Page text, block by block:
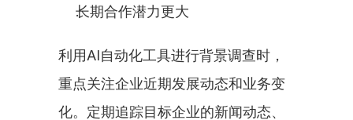
长期合作潜力更大
利用AI自动化工具进行背景调查时，
重点关注企业近期发展动态和业务变
化。定期追踪目标企业的新闻动态、